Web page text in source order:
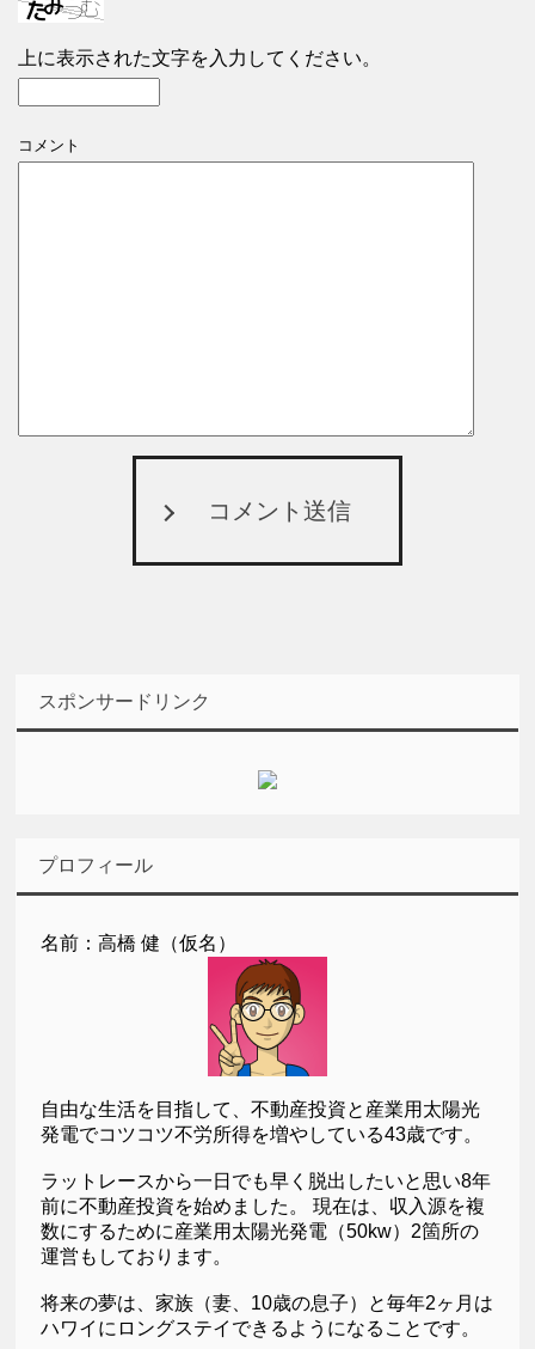
上に表示された文字を入力してください。
コメント
コメント送信
スポンサードリンク
プロフィール
名前：高橋 健（仮名）
自由な生活を目指して、不動産投資と産業用太陽光
発電でコツコツ不労所得を増やしている43歳です。
ラットレースから一日でも早く脱出したいと思い8年
前に不動産投資を始めました。 現在は、収入源を複
数にするために産業用太陽光発電（50kw）2箇所の
運営もしております。
将来の夢は、家族（妻、10歳の息子）と毎年2ヶ月は
ハワイにロングステイできるようになることです。